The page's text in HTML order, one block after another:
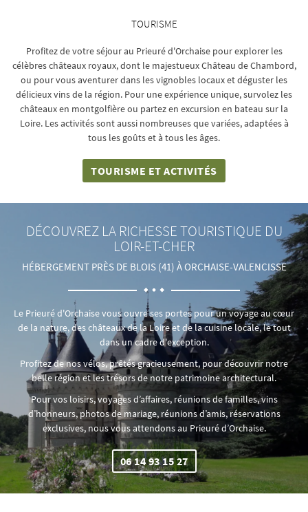
TOURISME
Profitez de votre séjour au Prieuré d'Orchaise pour explorer les
célèbres châteaux royaux, dont le majestueux Château de Chambord,
ou pour vous aventurer dans les vignobles locaux et déguster les
délicieux vins de la région. Pour une expérience unique, survolez les
châteaux en montgolfière ou partez en excursion en bateau sur la
Loire. Les activités sont aussi nombreuses que variées, adaptées à
tous les goûts et à tous les âges.
TOURISME ET ACTIVITÉS
DÉCOUVREZ LA RICHESSE TOURISTIQUE DU
LOIR-ET-CHER
HÉBERGEMENT PRÈS DE BLOIS (41) À ORCHAISE-VALENCISSE
Le Prieuré d'Orchaise vous ouvre ses portes pour un voyage au cœur
de la nature, des châteaux de la Loire et de la cuisine locale, le tout
dans un cadre d'exception.
Profitez de nos vélos, prêtés gracieusement, pour découvrir notre
belle région et les trésors de notre patrimoine architectural.
Pour vos loisirs, voyages d’affaires, réunions de familles, vins
d’honneurs, photos de mariage, réunions d’amis, réservations
exclusives, nous vous attendons au Prieuré d’Orchaise.
06 14 93 15 27